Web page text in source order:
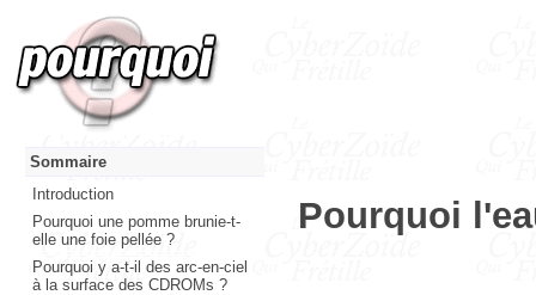
Sommaire
Introduction
Pourquoi une pomme brunie-t-
elle une foie pellée ?
Pourquoi y a-t-il des arc-en-ciel
à la surface des CDROMs ?
Pourquoi